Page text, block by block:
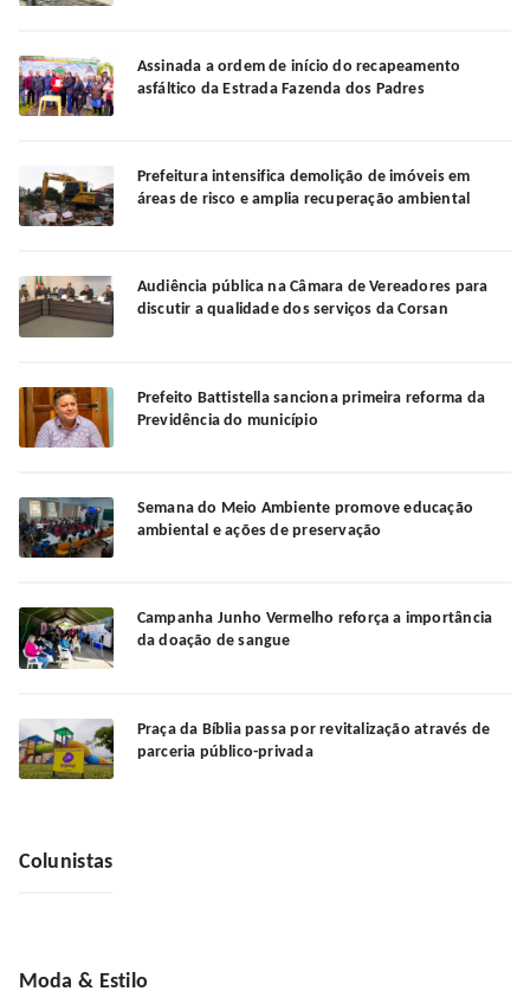
Assinada a ordem de início do recapeamento
asfáltico da Estrada Fazenda dos Padres
Prefeitura intensifica demolição de imóveis em
áreas de risco e amplia recuperação ambiental
Audiência pública na Câmara de Vereadores para
discutir a qualidade dos serviços da Corsan
Prefeito Battistella sanciona primeira reforma da
Previdência do município
Semana do Meio Ambiente promove educação
ambiental e ações de preservação
Campanha Junho Vermelho reforça a importância
da doação de sangue
Praça da Bíblia passa por revitalização através de
parceria público-privada
Colunistas
Moda & Estilo